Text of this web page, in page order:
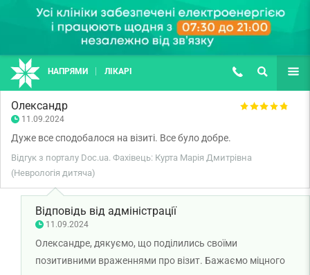
Олександр
11.09.2024
Дуже все сподобалося на візиті. Все було добре.
Відгук з порталу Doc.ua. Фахівець: Курта Марія Дмитрівна
(Неврологія дитяча)
Відповідь від адміністрації
11.09.2024
Олександре, дякуємо, що поділились своїми
позитивними враженнями про візит. Бажаємо міцного
НАПРЯМИ ЛІКАРІ (067) 127-03-03
ПОШУК ЩЕ